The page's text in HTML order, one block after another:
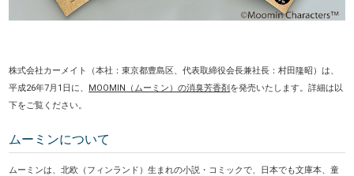
株式会社カーメイト（本社：東京都豊島区、代表取締役会長兼社長：村田隆昭）は、
平成26年7月1日に、 MOOMIN（ムーミン）の消臭芳香剤 を発売いたします。詳細は以
下をご覧ください。
ムーミンについて
ムーミンは、北欧（フィンランド）生まれの小説・コミックで、日本でも文庫本、童